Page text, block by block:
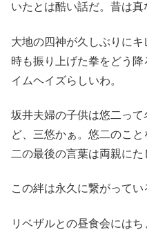
いたとは酷い話だ。昔は真
大地の四神が久しぶりに
時も振り上げた拳をどう
イムヘイズらしいわ。
坂井夫婦の子供は悠二っ
ど、三悠かぁ。悠二のこ
二の最後の言葉は両親にた
この絆は永久に繋がってい
リベザルとの昼食会には